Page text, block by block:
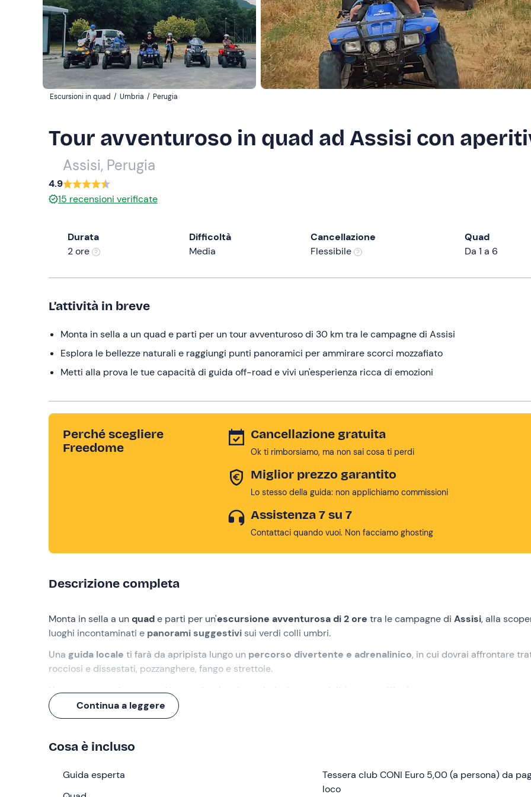
Escursioni in quad / Umbria / Perugia
Tour avventuroso in quad ad Assisi con
Assisi, Perugia
4.9
15 recensioni verificate
Durata
2 ore
Difficoltà
Media
Cancellazione
Flessibile
Quad
Da 1 a 6
L’attività in breve
Monta in sella a un quad e parti per un tour avventuroso di 30 km tra le campagne di Assisi
Esplora le bellezze naturali e raggiungi punti panoramici per ammirare scorci mozzafiato
Metti alla prova le tue capacità di guida off-road e vivi un'esperienza ricca di emozioni
Perché scegliere
Freedome
Cancellazione gratuita
Ok ti rimborsiamo, ma non sai cosa ti perdi
Miglior prezzo garantito
Lo stesso della guida: non applichiamo commissioni
Assistenza 7 su 7
Contattaci quando vuoi. Non facciamo ghosting
Descrizione completa
Monta in sella a unquade parti per un'escursione avventurosa di 2 ore tra le campagne di Assisi, alla
luoghi incontaminati e panorami suggestivi sui verdi colli umbri.
Una guida locale ti farà da apripista lungo un percorso divertente e adrenalinico, in cui dovrai affrontare
rocciosi e dissestati, pozzanghere, fango e strettoie.
Una veraavventura a quattro ruote che ci concluderà con un delizioso aperitivo
Cosa faremo
L'appuntamento è a
introduttivosul percorso e sull'utilizzo dei quad. Poi, dopo una breve
Affronteremo unitinerario di circa 30 km
tra le campagne, percorrendo sentieri erbosi e sterrati, con brevi
esperienza off-road
Continua a leggere
Cosa è incluso
Guida esperta
Tessera club CONI Euro 5,00 (a persona) da
loco